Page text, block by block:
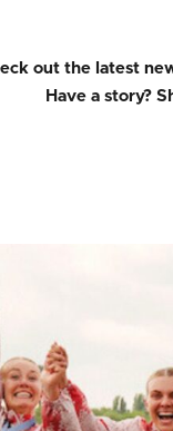
out the latest
Have a story?